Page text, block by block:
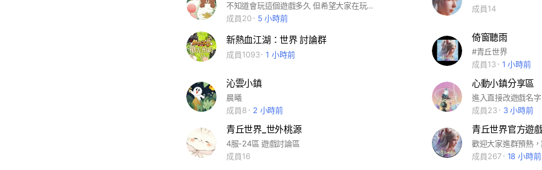
不知道會玩這個遊戲多久 但希望大家在玩的這段時間都能互相幫忙開開心心🫶🏻✨
成員20
5 小時前
成員14
新熱血江湖：世界 討論群
成員1093 1 小時前
倚窗聽雨
#青丘世界
成員13
1 小時前
沁雲小鎮
晨曦
成員8
2 小時前
心動小鎮分享區
進入直接改遊戲名字
成員23
3 小時前
青丘世界_世外桃源
4服-24區 遊戲討論區
成員16
青丘世界官方遊
歡迎大家進群預熱
成員267
18 小時前